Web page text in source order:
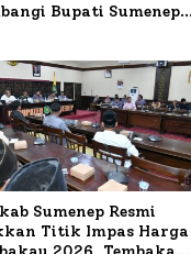
Bupati Sumenep
Sumenep Resmi
Titik Impas Harga